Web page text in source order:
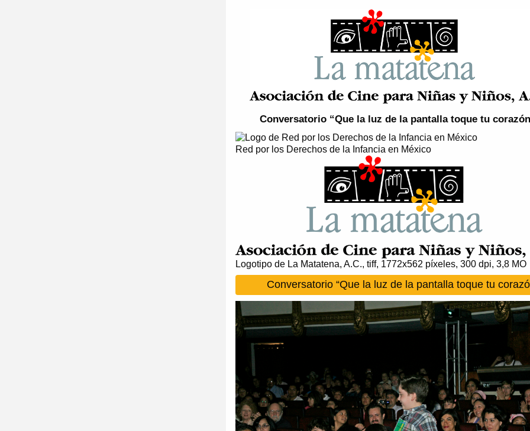
Conversatorio “Que la luz de la pantalla toque tu
Red por los Derechos de la Infancia en México
Logotipo de La Matatena, A.C., tiff, 1772x562 píxeles, 300 dpi, 3,8 MO
Conversatorio “Que la luz de la pantalla toque tu